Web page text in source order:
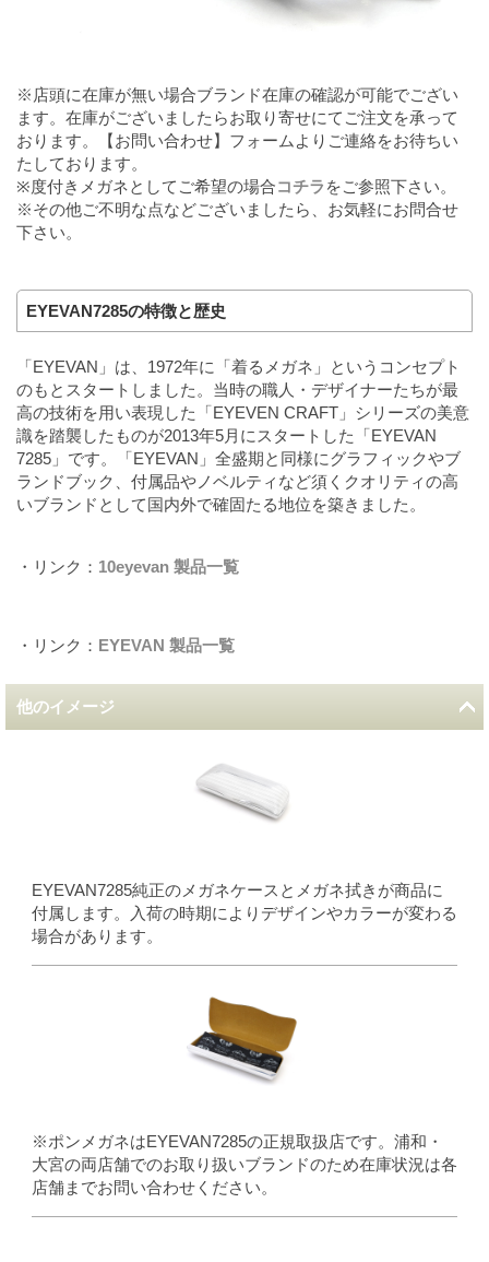
※店頭に在庫が無い場合ブランド在庫の確認が可能でござい
ます。在庫がございましたらお取り寄せにてご注文を承って
おります。【お問い合わせ】フォームよりご連絡をお待ちい
たしております。
※度付きメガネとしてご希望の場合コチラ をご参照下さい。
※その他ご不明な点などございましたら、お気軽にお問合せ
下さい。
EYEVAN7285の特徴と歴史
「EYEVAN」は、1972年に「着るメガネ」というコンセプト
のもとスタートしました。当時の職人・デザイナーたちが最
高の技術を用い表現した「EYEVEN CRAFT」シリーズの美意
識を踏襲したものが2013年5月にスタートした「EYEVAN
7285」です。「EYEVAN」全盛期と同様にグラフィックやブ
ランドブック、付属品やノベルティなど須くクオリティの高
いブランドとして国内外で確固たる地位を築きました。
・リンク： 10eyevan 製品一覧
・リンク： EYEVAN 製品一覧
他のイメージ
EYEVAN7285純正のメガネケースとメガネ拭きが商品に
付属します。入荷の時期によりデザインやカラーが変わる
場合があります。
※ポンメガネはEYEVAN7285の正規取扱店です。浦和・
大宮の両店舗でのお取り扱いブランドのため在庫状況は各
店舗までお問い合わせください。